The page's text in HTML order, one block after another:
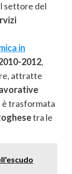
settore del
in
2012,
attratte
è trasformata
tra le